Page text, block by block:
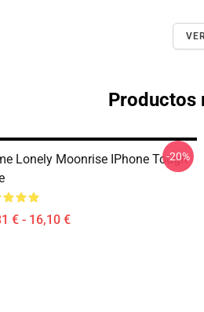
Productos
Lonely Moonrise IPhone Tough
€ - 16,10 €
-20%